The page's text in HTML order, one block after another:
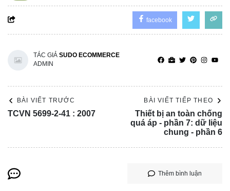
facebook
TÁC GIẢ SUDO ECOMMERCE
ADMIN
BÀI VIẾT TRƯỚC
TCVN 5699-2-41 : 2007
BÀI VIẾT TIẾP THEO
Thiết bị an toàn chống
quá áp - phần 7: dữ liệu
chung - phần 6
Thêm bình luận